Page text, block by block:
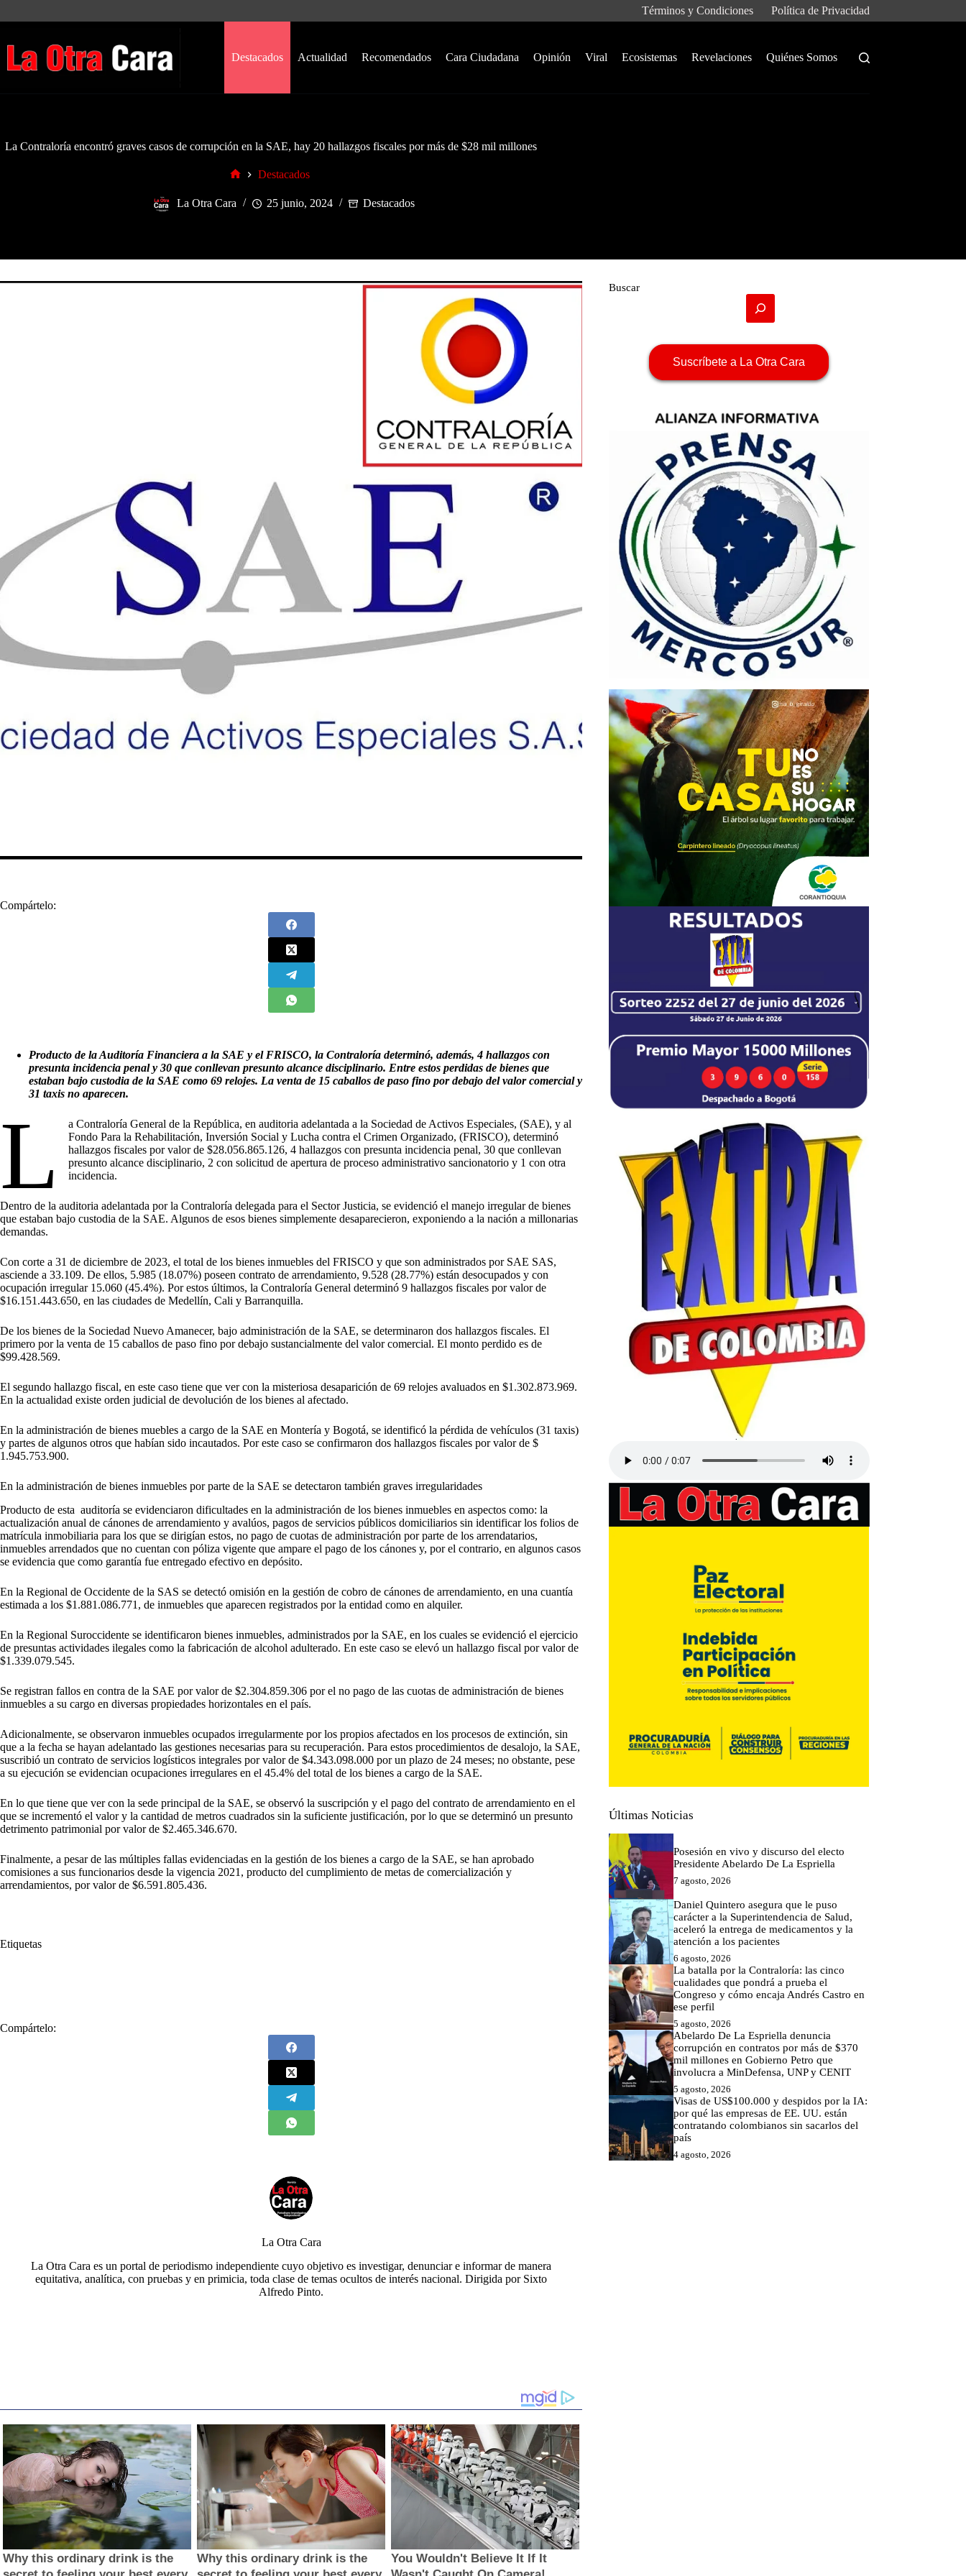
Términos y Condiciones Política de Privacidad
Destacados Actualidad Recomendados Cara Ciudadana Opinión Viral Ecosistemas Revelaciones Quiénes Somos
La Contraloría encontró graves casos de corrupción en la SAE, hay 20 hallazgos fiscales por más de $28 mil millones
Destacados
La Otra Cara 25 junio, 2024 Destacados
Compártelo:
Producto de la Auditoría Financiera a la SAE y el FRISCO, la Contraloría determinó, además, 4 hallazgos con
presunta incidencia penal y 30 que conllevan presunto alcance disciplinario. Entre estos perdidas de bienes que
estaban bajo custodia de la SAE como 69 relojes. La venta de 15 caballos de paso fino por debajo del valor comercial y
31 taxis no aparecen.
L
a Contraloría General de la República, en auditoria adelantada a la Sociedad de Activos Especiales, (SAE), y al
Fondo Para la Rehabilitación, Inversión Social y Lucha contra el Crimen Organizado, (FRISCO), determinó
hallazgos fiscales por valor de $28.056.865.126, 4 hallazgos con presunta incidencia penal, 30 que conllevan
presunto alcance disciplinario, 2 con solicitud de apertura de proceso administrativo sancionatorio y 1 con otra
incidencia.
Dentro de la auditoria adelantada por la Contraloría delegada para el Sector Justicia, se evidenció el manejo irregular de bienes
que estaban bajo custodia de la SAE. Algunos de esos bienes simplemente desaparecieron, exponiendo a la nación a millonarias
demandas.
Con corte a 31 de diciembre de 2023, el total de los bienes inmuebles del FRISCO y que son administrados por SAE SAS,
asciende a 33.109. De ellos, 5.985 (18.07%) poseen contrato de arrendamiento, 9.528 (28.77%) están desocupados y con
ocupación irregular 15.060 (45.4%). Por estos últimos, la Contraloría General determinó 9 hallazgos fiscales por valor de
$16.151.443.650, en las ciudades de Medellín, Cali y Barranquilla.
De los bienes de la Sociedad Nuevo Amanecer, bajo administración de la SAE, se determinaron dos hallazgos fiscales. El
primero por la venta de 15 caballos de paso fino por debajo sustancialmente del valor comercial. El monto perdido es de
$99.428.569.
El segundo hallazgo fiscal, en este caso tiene que ver con la misteriosa desaparición de 69 relojes avaluados en $1.302.873.969.
En la actualidad existe orden judicial de devolución de los bienes al afectado.
En la administración de bienes muebles a cargo de la SAE en Montería y Bogotá, se identificó la pérdida de vehículos (31 taxis)
y partes de algunos otros que habían sido incautados. Por este caso se confirmaron dos hallazgos fiscales por valor de $
1.945.753.900.
En la administración de bienes inmuebles por parte de la SAE se detectaron también graves irregularidades
Producto de esta auditoría se evidenciaron dificultades en la administración de los bienes inmuebles en aspectos como: la
actualización anual de cánones de arrendamiento y avalúos, pagos de servicios públicos domiciliarios sin identificar los folios de
matrícula inmobiliaria para los que se dirigían estos, no pago de cuotas de administración por parte de los arrendatarios,
inmuebles arrendados que no cuentan con póliza vigente que ampare el pago de los cánones y, por el contrario, en algunos casos
se evidencia que como garantía fue entregado efectivo en depósito.
En la Regional de Occidente de la SAS se detectó omisión en la gestión de cobro de cánones de arrendamiento, en una cuantía
estimada a los $1.881.086.771, de inmuebles que aparecen registrados por la entidad como en alquiler.
En la Regional Suroccidente se identificaron bienes inmuebles, administrados por la SAE, en los cuales se evidenció el ejercicio
de presuntas actividades ilegales como la fabricación de alcohol adulterado. En este caso se elevó un hallazgo fiscal por valor de
$1.339.079.545.
Se registran fallos en contra de la SAE por valor de $2.304.859.306 por el no pago de las cuotas de administración de bienes
inmuebles a su cargo en diversas propiedades horizontales en el país.
Adicionalmente, se observaron inmuebles ocupados irregularmente por los propios afectados en los procesos de extinción, sin
que a la fecha se hayan adelantado las gestiones necesarias para su recuperación. Para estos procedimientos de desalojo, la SAE,
suscribió un contrato de servicios logísticos integrales por valor de $4.343.098.000 por un plazo de 24 meses; no obstante, pese
a su ejecución se evidencian ocupaciones irregulares en el 45.4% del total de los bienes a cargo de la SAE.
En lo que tiene que ver con la sede principal de la SAE, se observó la suscripción y el pago del contrato de arrendamiento en el
que se incrementó el valor y la cantidad de metros cuadrados sin la suficiente justificación, por lo que se determinó un presunto
detrimento patrimonial por valor de $2.465.346.670.
Finalmente, a pesar de las múltiples fallas evidenciadas en la gestión de los bienes a cargo de la SAE, se han aprobado
comisiones a sus funcionarios desde la vigencia 2021, producto del cumplimiento de metas de comercialización y
arrendamientos, por valor de $6.591.805.436.
Etiquetas
Compártelo:
La Otra Cara
La Otra Cara es un portal de periodismo independiente cuyo objetivo es investigar, denunciar e informar de manera
equitativa, analítica, con pruebas y en primicia, toda clase de temas ocultos de interés nacional. Dirigida por Sixto
Alfredo Pinto.
Buscar
Suscríbete a La Otra Cara
Últimas Noticias
Posesión en vivo y discurso del electo
Presidente Abelardo De La Espriella
7 agosto, 2026
Daniel Quintero asegura que le puso
carácter a la Superintendencia de Salud,
aceleró la entrega de medicamentos y la
atención a los pacientes
6 agosto, 2026
La batalla por la Contraloría: las cinco
cualidades que pondrá a prueba el
Congreso y cómo encaja Andrés Castro en
ese perfil
5 agosto, 2026
Abelardo De La Espriella denuncia
corrupción en contratos por más de $370
mil millones en Gobierno Petro que
involucra a MinDefensa, UNP y CENIT
5 agosto, 2026
Visas de US$100.000 y despidos por la IA:
por qué las empresas de EE. UU. están
contratando colombianos sin sacarlos del
país
4 agosto, 2026